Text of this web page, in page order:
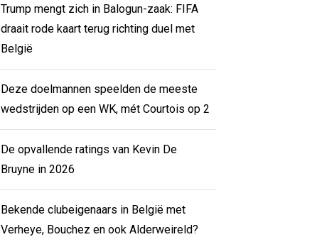
Trump mengt zich in Balogun-zaak: FIFA
draait rode kaart terug richting duel met
België
Deze doelmannen speelden de meeste
wedstrijden op een WK, mét Courtois op 2
De opvallende ratings van Kevin De
Bruyne in 2026
Bekende clubeigenaars in België met
Verheye, Bouchez en ook Alderweireld?